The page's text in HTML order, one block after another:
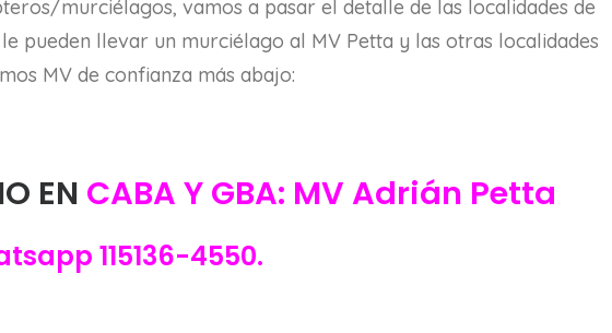
murciélagos, vamos a pasar el detalle de las localidades de
pueden llevar un murciélago al MV Petta y las otras localidades
MV de confianza más abajo:
EN CABA Y GBA: MV Adrián Petta
115136-4550.